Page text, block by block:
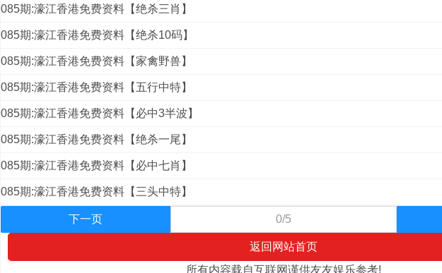
085期:濠江香港免费资料【绝杀三肖】
085期:濠江香港免费资料【绝杀10码】
085期:濠江香港免费资料【家禽野兽】
085期:濠江香港免费资料【五行中特】
085期:濠江香港免费资料【必中3半波】
085期:濠江香港免费资料【绝杀一尾】
085期:濠江香港免费资料【必中七肖】
085期:濠江香港免费资料【三头中特】
下一页 0/5
返回网站首页
所有内容载自互联网谨供友友娱乐参考!